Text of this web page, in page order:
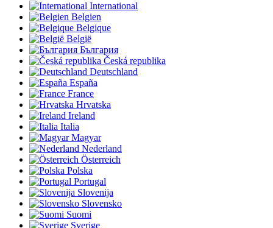
International
Belgien
Belgique
België
България
Česká republika
Deutschland
España
France
Hrvatska
Ireland
Italia
Magyar
Nederland
Österreich
Polska
Portugal
Slovenija
Slovensko
Suomi
Sverige